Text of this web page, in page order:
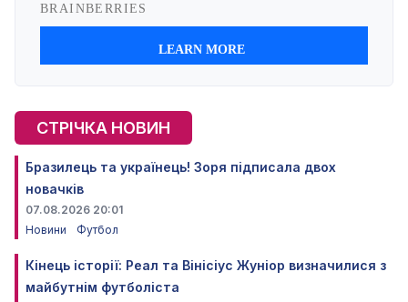
СТРІЧКА НОВИН
Бразилець та українець! Зоря підписала двох
новачків
07.08.2026 20:01
Новини
Футбол
Кінець історії: Реал та Вінісіус Жуніор визначилися з
майбутнім футболіста